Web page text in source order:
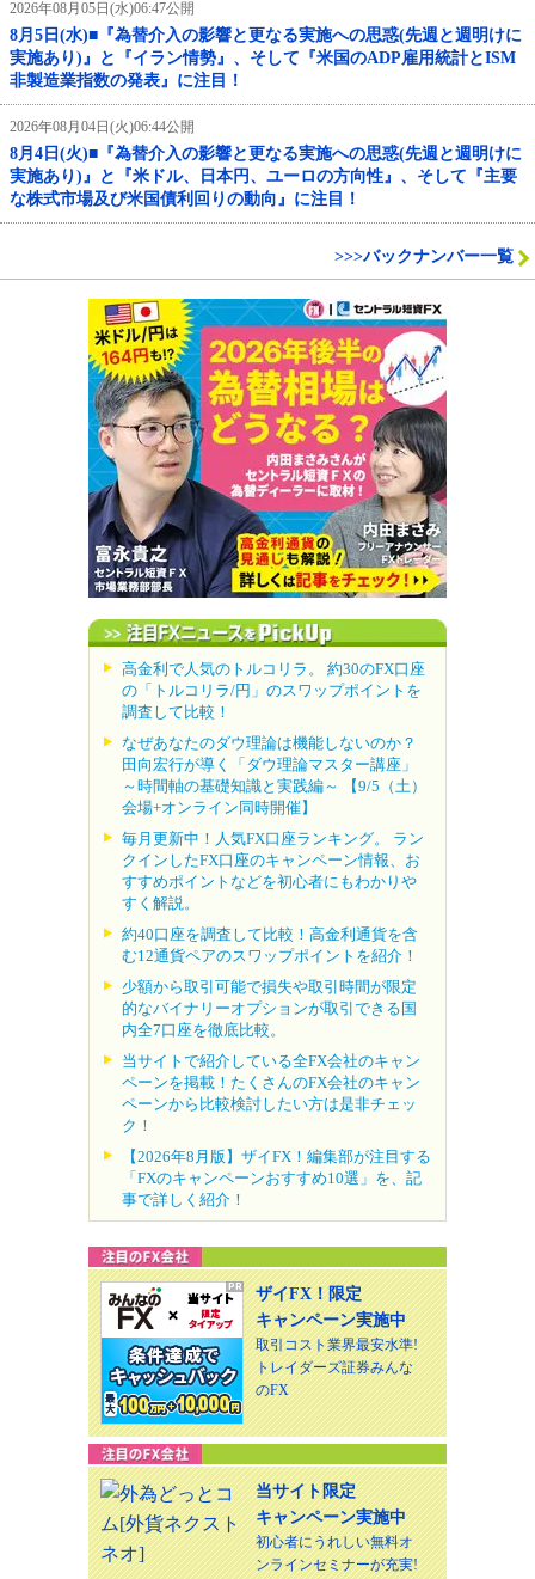
2026年08月05日(水)06:47公開
8月5日(水)■『為替介入の影響と更なる実施への思惑(先週と週明けに
実施あり)』と『イラン情勢』、そして『米国のADP雇用統計とISM
非製造業指数の発表』に注目！
2026年08月04日(火)06:44公開
8月4日(火)■『為替介入の影響と更なる実施への思惑(先週と週明けに
実施あり)』と『米ドル、日本円、ユーロの方向性』、そして『主要
な株式市場及び米国債利回りの動向』に注目！
>>>バックナンバー一覧
高金利で人気のトルコリラ。 約30のFX口座
の「トルコリラ/円」のスワップポイントを
調査して比較！
なぜあなたのダウ理論は機能しないのか？
田向宏行が導く「ダウ理論マスター講座」
～時間軸の基礎知識と実践編～ 【9/5（土）
会場+オンライン同時開催】
毎月更新中！人気FX口座ランキング。 ラン
クインしたFX口座のキャンペーン情報、お
すすめポイントなどを初心者にもわかりや
すく解説。
約40口座を調査して比較！高金利通貨を含
む12通貨ペアのスワップポイントを紹介！
少額から取引可能で損失や取引時間が限定
的なバイナリーオプションが取引できる国
内全7口座を徹底比較。
当サイトで紹介している全FX会社のキャン
ペーンを掲載！たくさんのFX会社のキャン
ペーンから比較検討したい方は是非チェッ
ク！
【2026年8月版】ザイFX！編集部が注目する
「FXのキャンペーンおすすめ10選」を、記
事で詳しく紹介！
ザイFX！限定
キャンペーン実施中
取引コスト業界最安水準!
トレイダーズ証券みんな
のFX
当サイト限定
キャンペーン実施中
初心者にうれしい無料オ
ンラインセミナーが充実!